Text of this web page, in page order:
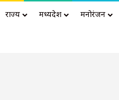
राज्य मध्यप्रदेश मनोरंजन